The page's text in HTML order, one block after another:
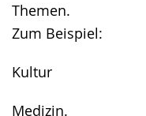
Themen.
Zum Beispiel:
Kultur
Medizin.